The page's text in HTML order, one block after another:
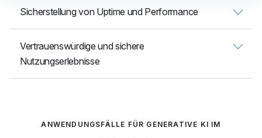
Sicherstellung von Uptime und Performance
Vertrauenswürdige und sichere
Nutzungserlebnisse
ANWENDUNGSFÄLLE FÜR GENERATIVE KI IM